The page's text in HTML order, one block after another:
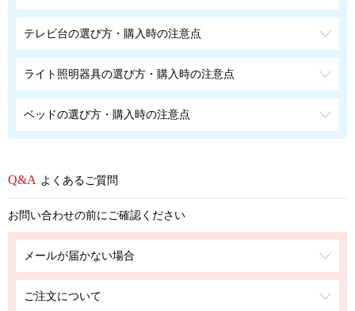
テレビ台の選び方・購入時の注意点
ライト照明器具の選び方・購入時の注意点
ベッドの選び方・購入時の注意点
よくあるご質問
お問い合わせの前にご確認ください
メールが届かない場合
ご注文について